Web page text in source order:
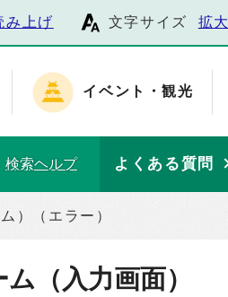
み上げ 文字サイズ 拡大
イベント・観光
検索ヘルプ よくある質問
）（エラー）
（入力画面）